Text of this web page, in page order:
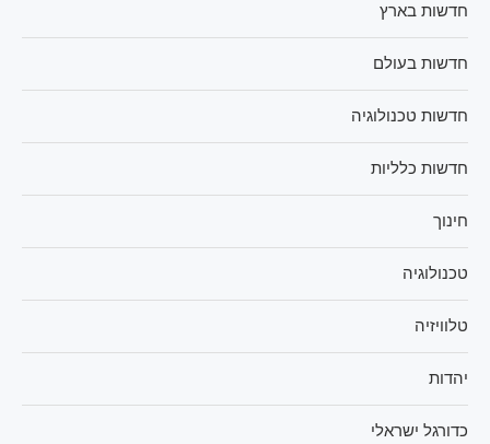
חדשות בארץ
חדשות בעולם
חדשות טכנולוגיה
חדשות כלליות
חינוך
טכנולוגיה
טלוויזיה
יהדות
כדורגל ישראלי